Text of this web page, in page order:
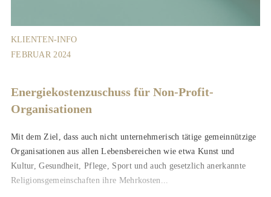
KLIENTEN-INFO
FEBRUAR 2024
Energiekostenzuschuss für Non-Profit-
Organisationen
Mit dem Ziel, dass auch nicht unternehmerisch tätige gemeinnützige
Organisationen aus allen Lebensbereichen wie etwa Kunst und
Kultur, Gesundheit, Pflege, Sport und auch gesetzlich anerkannte
Religionsgemeinschaften ihre Mehrkosten...